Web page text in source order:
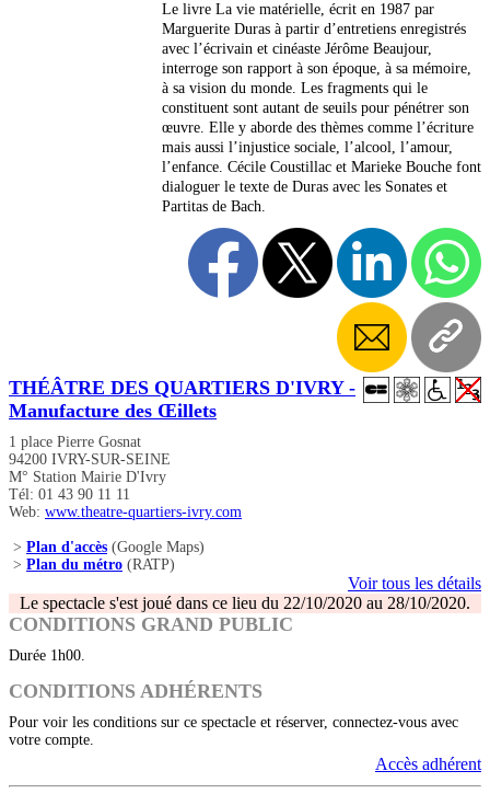
Le livre La vie matérielle, écrit en 1987 par
Marguerite Duras à partir d’entretiens enregistrés
avec l’écrivain et cinéaste Jérôme Beaujour,
interroge son rapport à son époque, à sa mémoire,
à sa vision du monde. Les fragments qui le
constituent sont autant de seuils pour pénétrer son
œuvre. Elle y aborde des thèmes comme l’écriture
mais aussi l’injustice sociale, l’alcool, l’amour,
l’enfance. Cécile Coustillac et Marieke Bouche font
dialoguer le texte de Duras avec les Sonates et
Partitas de Bach.
THÉÂTRE DES QUARTIERS D'IVRY -
Manufacture des Œillets
1 place Pierre Gosnat
94200 IVRY-SUR-SEINE
M° Station Mairie D'Ivry
Tél: 01 43 90 11 11
Web: www.theatre-quartiers-ivry.com
> Plan d'accès (Google Maps)
> Plan du métro (RATP)
Voir tous les détails
Le spectacle s'est joué dans ce lieu du 22/10/2020 au 28/10/2020.
CONDITIONS GRAND PUBLIC
Durée 1h00.
CONDITIONS ADHÉRENTS
Pour voir les conditions sur ce spectacle et réserver, connectez-vous avec
votre compte.
Accès adhérent